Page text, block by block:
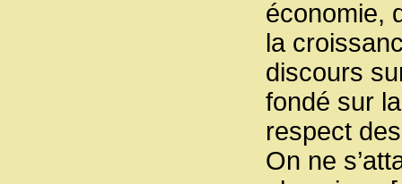
économie,
la
discours
fondé sur
respect
On ne